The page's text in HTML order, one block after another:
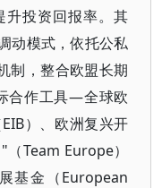
升投资回报率。其
动模式，依托公私
制，整合欧盟长期
合作工具—全球欧
）、欧洲复兴开
Team Europe）
基金（European